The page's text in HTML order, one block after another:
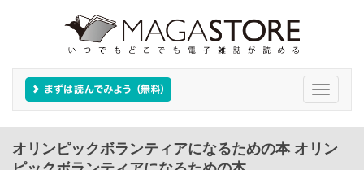
Toggle
オリンピックボランティアになるための本 オリン